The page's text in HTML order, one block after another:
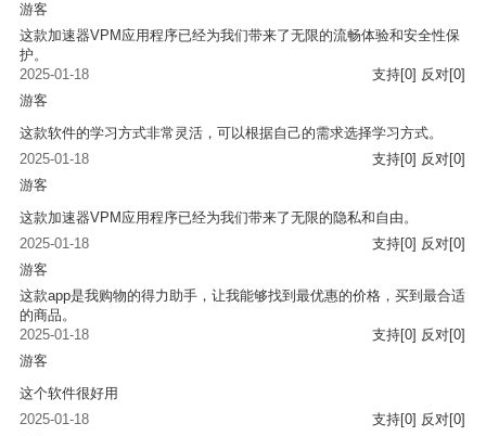
游客
这款加速器VPM应用程序已经为我们带来了无限的流畅体验和安全性保
护。
2025-01-18
支持[0] 反对[0]
游客
这款软件的学习方式非常灵活，可以根据自己的需求选择学习方式。
2025-01-18
支持[0] 反对[0]
游客
这款加速器VPM应用程序已经为我们带来了无限的隐私和自由。
2025-01-18
支持[0] 反对[0]
游客
这款app是我购物的得力助手，让我能够找到最优惠的价格，买到最合适
的商品。
2025-01-18
支持[0] 反对[0]
游客
这个软件很好用
2025-01-18
支持[0] 反对[0]